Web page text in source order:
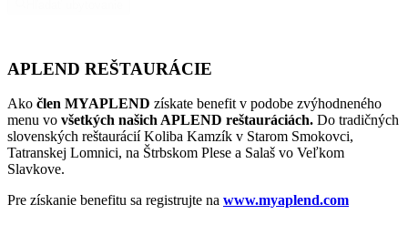
APLEND REŠTAURÁCIE
Ako člen MYAPLEND získate benefit v podobe zvýhodneného
menu vo všetkých našich APLEND reštauráciách. Do tradičných
slovenských reštaurácií Koliba Kamzík v Starom Smokovci,
Tatranskej Lomnici, na Štrbskom Plese a Salaš vo Veľkom
Slavkove.
Pre získanie benefitu sa registrujte na www.myaplend.com